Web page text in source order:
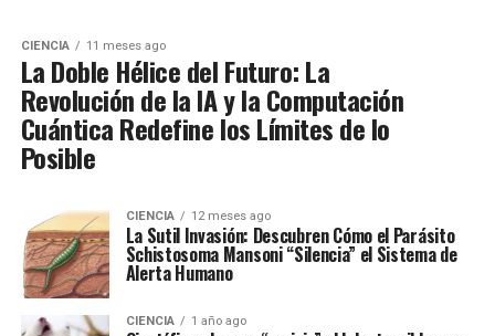
CIENCIA 11 meses ago
La Doble Hélice del Futuro: La
Revolución de la IA y la Computación
Cuántica Redefine los Límites de lo
Posible
CIENCIA 12 meses ago
La Sutil Invasión: Descubren Cómo el Parásito
Schistosoma Mansoni “Silencia” el Sistema de
Alerta Humano
CIENCIA 1 año ago